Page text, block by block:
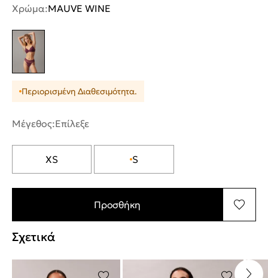
Χρώμα:MAUVE WINE
Περιορισμένη Διαθεσιμότητα.
Μέγεθος:Επίλεξε
XS S
Προσθήκη
Σχετικά